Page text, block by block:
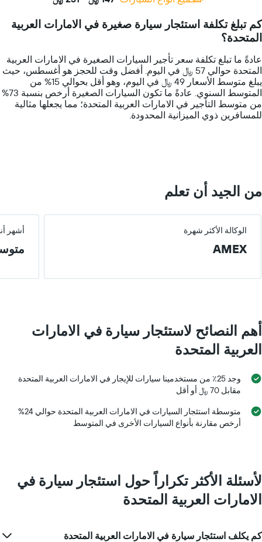
categories.
The
has
1
Y
axis
displaying
values.
كم تبلغ تكلفة استئجار سيارة صغيرة في الامارات العربية
المتحدة؟
عادةً ما تبلغ تكلفة سعر تأجير السيارات الصغيرة في الامارات العربية
المتحدة حوالي 57 ﷼ في اليوم. أفضل وقت للحجز هو أغسطس، حيث
يبلغ متوسط الأسعار 49 ﷼ في اليوم، وهو أقل بحوالي 15% من
المتوسط السنوي. عادةً ما تكون السيارات الصغيرة أرخص بنسبة 73%
من متوسط التأجير في الامارات العربية المتحدة؛ مما يجعلها مثالية
للمسافرين ذوي الميزانية المحدودة.
من الجيد أن تعلم
الوكالة الأكثر شهرة أشهر
AMEX
أهم النصائح لاستئجار سيارة في الامارات
العربية المتحدة
وجد 25٪ من مستخدمينا سيارات للإيجار في الامارات العربية المتحدة
مقابل 70 ﷼ أو أقل
متوسطة استئجار السيارات في الامارات العربية المتحدة حوالي 24%
أرخص مقارنة بأنواع السيارات الأخرى في المتوسط
لأسئلة الأكثر تكراراً حول استئجار سيارة في
الامارات العربية المتحدة
كم يكلف استئجار سيارة في الامارات العربية المتحدة